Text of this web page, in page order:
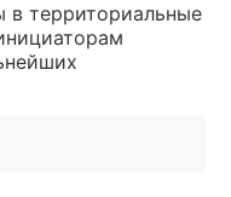
в территориальные